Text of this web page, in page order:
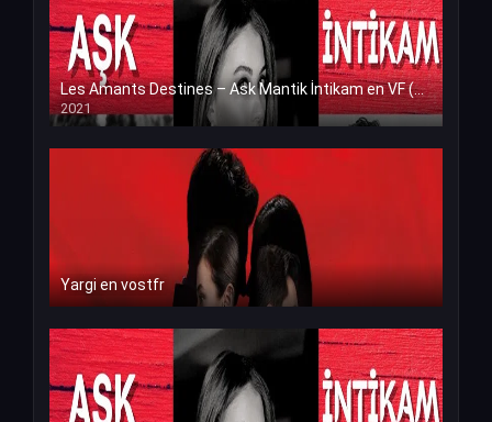
Les Amants Destines – Ask Mantik İntikam en VF (Voix Francaise)
2021
Yargi en vostfr